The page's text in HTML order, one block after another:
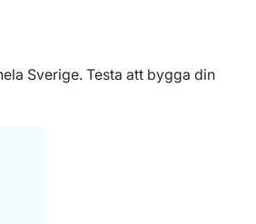
Sverige. Testa att bygga din